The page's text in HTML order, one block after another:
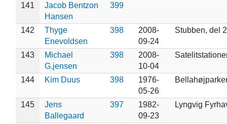
141
Jacob Bentzon
Hansen
399
142
Thyge
Enevoldsen
398
2008-
09-24
Stubben, del 2
143
Michael
G.jensen
398
2008-
10-04
144 Kim Duus 398
1976-
05-26
145
Jens
Ballegaard
397
1982-
09-23
Lyngvig